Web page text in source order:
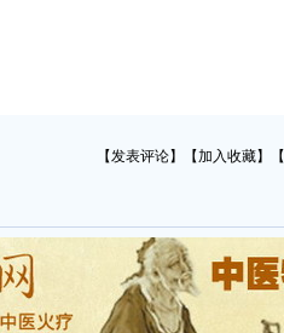
【发表评论】【加入收藏】【